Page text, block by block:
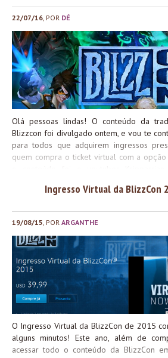
foram divulgados, e mostraremos pra
deles sairem! Também não temos muitas
anúncio nesse ano, mas como essa é a
esperaria nada menos que épico!
da goodie bag? Depois de comprar o
opção de comprar a goodie bag física,
22/07/16 , POR DÉ
Olá pessoas lindas! O conteúdo da
Blizzcon foi divulgado ontem, e vou te
para todos que adquirem ingressos
quem compra o ticket virtual com a
comparecer ou até mesmo comprar o
Ingresso Virtual da BlizzCon
19/08/15 , POR ARGANTHE
O Ingresso Virtual da BlizzCon de 2015
alguns minutos! Este ano, além de
acessar todo o conteúdo da BlizzCon